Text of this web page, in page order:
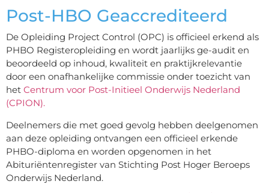
Post-HBO Geaccrediteerd
De Opleiding Project Control (OPC) is officieel erkend als
PHBO Registeropleiding en wordt jaarlijks ge-audit en
beoordeeld op inhoud, kwaliteit en praktijkrelevantie
door een onafhankelijke commissie onder toezicht van
het Centrum voor Post-Initieel Onderwijs Nederland
(CPION).
Deelnemers die met goed gevolg hebben deelgenomen
aan deze opleiding ontvangen een officieel erkende
PHBO-diploma en worden opgenomen in het
Abituriëntenregister van Stichting Post Hoger Beroeps
Onderwijs Nederland.